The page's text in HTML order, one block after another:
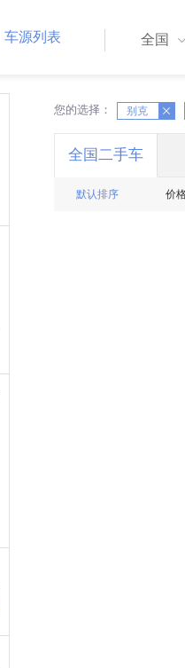
车源列表 全国
您的选择： 别克
X X
全国二手车
默认排序 价